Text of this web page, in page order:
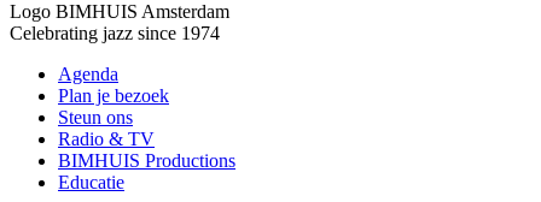
Logo BIMHUIS Amsterdam
Celebrating jazz since 1974
Agenda
Plan je bezoek
Steun ons
Radio & TV
BIMHUIS Productions
Educatie